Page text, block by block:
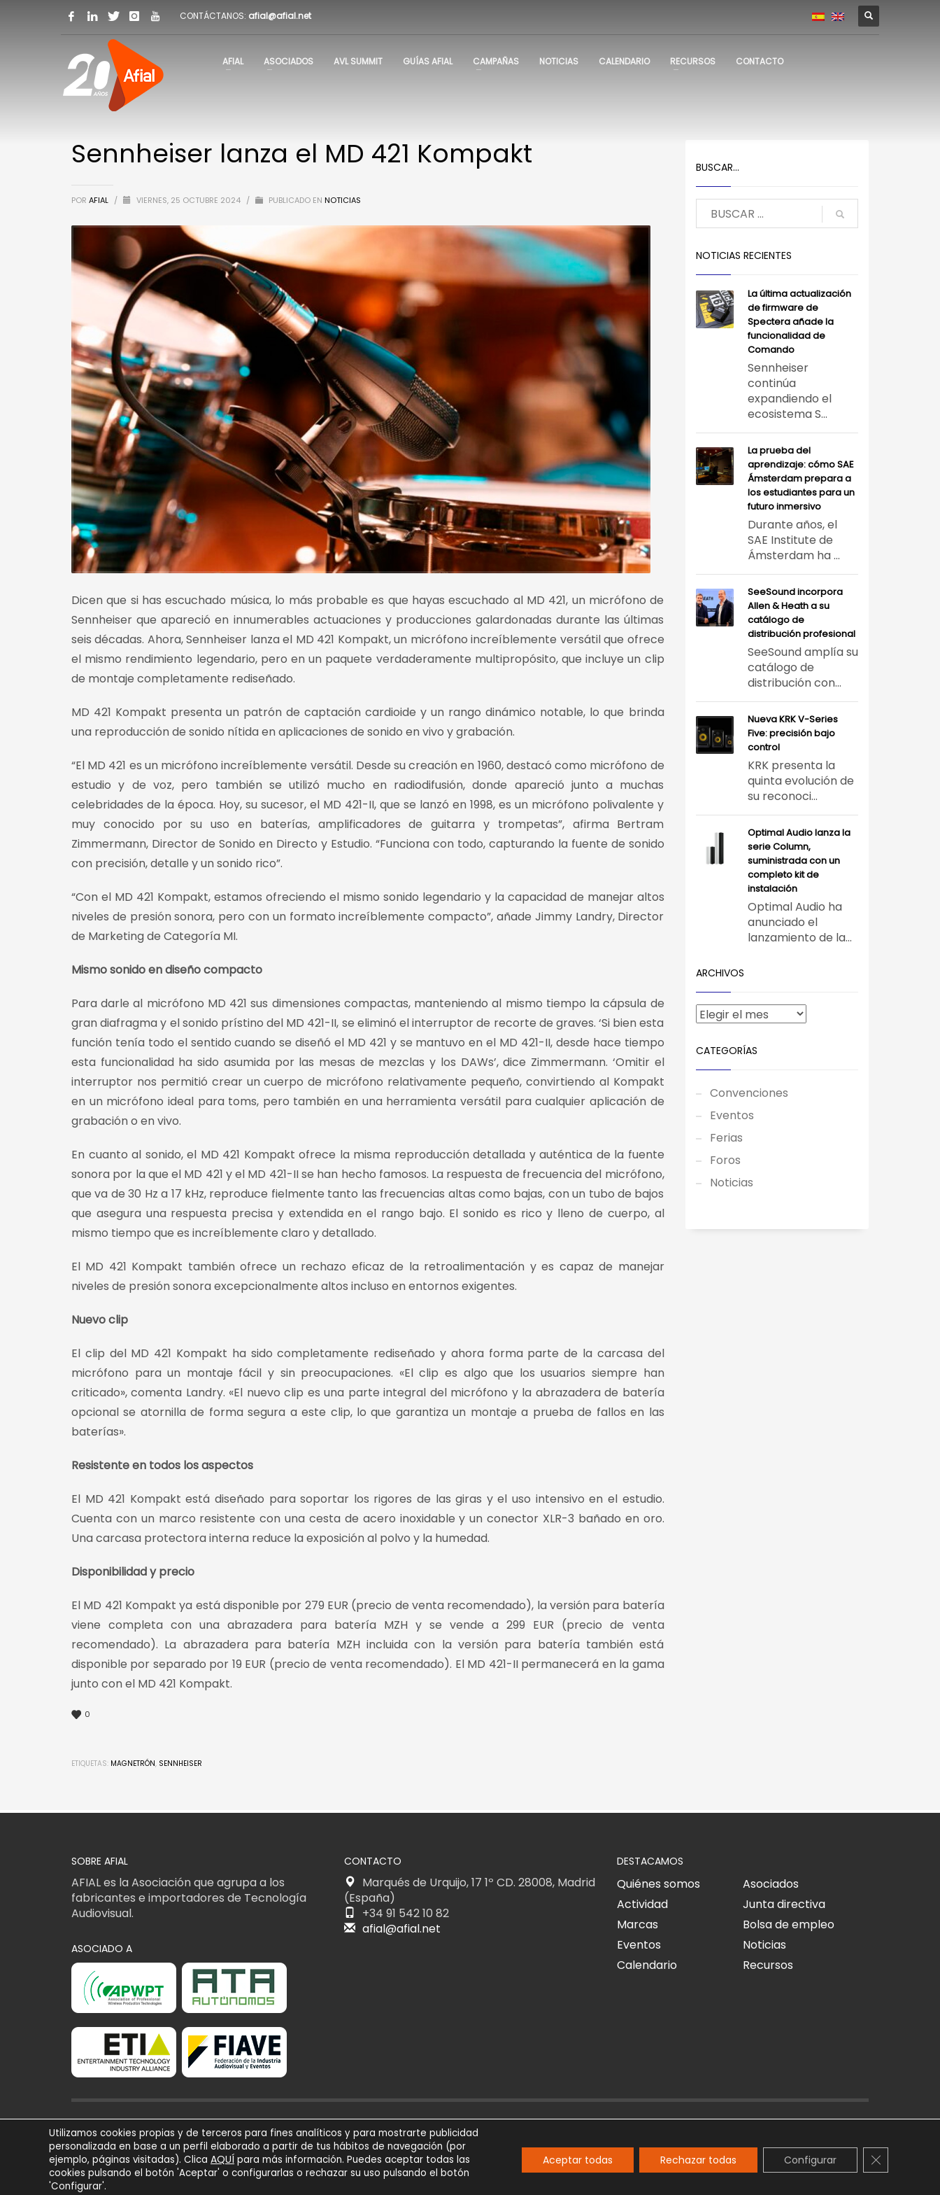
CONTÁCTANOS: afial@afial.net
AFIAL ASOCIADOS AVL SUMMIT GUÍAS AFIAL CAMPAÑAS NOTICIAS CALENDARIO RECURSOS CONTACTO
Sennheiser lanza el MD 421 Kompakt
POR AFIAL / VIERNES, 25 OCTUBRE 2024 / PUBLICADO EN NOTICIAS
Dicen que si has escuchado música, lo más probable es que hayas escuchado al MD 421, un micrófono de
Sennheiser que apareció en innumerables actuaciones y producciones galardonadas durante las últimas
seis décadas. Ahora, Sennheiser lanza el MD 421 Kompakt, un micrófono increíblemente versátil que ofrece
el mismo rendimiento legendario, pero en un paquete verdaderamente multipropósito, que incluye un clip
de montaje completamente rediseñado.
MD 421 Kompakt presenta un patrón de captación cardioide y un rango dinámico notable, lo que brinda
una reproducción de sonido nítida en aplicaciones de sonido en vivo y grabación.
“El MD 421 es un micrófono increíblemente versátil. Desde su creación en 1960, destacó como micrófono de
estudio y de voz, pero también se utilizó mucho en radiodifusión, donde apareció junto a muchas
celebridades de la época. Hoy, su sucesor, el MD 421-II, que se lanzó en 1998, es un micrófono polivalente y
muy conocido por su uso en baterías, amplificadores de guitarra y trompetas”, afirma Bertram
Zimmermann, Director de Sonido en Directo y Estudio. “Funciona con todo, capturando la fuente de sonido
con precisión, detalle y un sonido rico”.
“Con el MD 421 Kompakt, estamos ofreciendo el mismo sonido legendario y la capacidad de manejar altos
niveles de presión sonora, pero con un formato increíblemente compacto”, añade Jimmy Landry, Director
de Marketing de Categoría MI.
Mismo sonido en diseño compacto
Para darle al micrófono MD 421 sus dimensiones compactas, manteniendo al mismo tiempo la cápsula de
gran diafragma y el sonido prístino del MD 421-II, se eliminó el interruptor de recorte de graves. ‘Si bien esta
función tenía todo el sentido cuando se diseñó el MD 421 y se mantuvo en el MD 421-II, desde hace tiempo
esta funcionalidad ha sido asumida por las mesas de mezclas y los DAWs’, dice Zimmermann. ‘Omitir el
interruptor nos permitió crear un cuerpo de micrófono relativamente pequeño, convirtiendo al Kompakt
en un micrófono ideal para toms, pero también en una herramienta versátil para cualquier aplicación de
grabación o en vivo.
En cuanto al sonido, el MD 421 Kompakt ofrece la misma reproducción detallada y auténtica de la fuente
sonora por la que el MD 421 y el MD 421-II se han hecho famosos. La respuesta de frecuencia del micrófono,
que va de 30 Hz a 17 kHz, reproduce fielmente tanto las frecuencias altas como bajas, con un tubo de bajos
que asegura una respuesta precisa y extendida en el rango bajo. El sonido es rico y lleno de cuerpo, al
mismo tiempo que es increíblemente claro y detallado.
El MD 421 Kompakt también ofrece un rechazo eficaz de la retroalimentación y es capaz de manejar
niveles de presión sonora excepcionalmente altos incluso en entornos exigentes.
Nuevo clip
El clip del MD 421 Kompakt ha sido completamente rediseñado y ahora forma parte de la carcasa del
micrófono para un montaje fácil y sin preocupaciones. «El clip es algo que los usuarios siempre han
criticado», comenta Landry. «El nuevo clip es una parte integral del micrófono y la abrazadera de batería
opcional se atornilla de forma segura a este clip, lo que garantiza un montaje a prueba de fallos en las
baterías».
Resistente en todos los aspectos
El MD 421 Kompakt está diseñado para soportar los rigores de las giras y el uso intensivo en el estudio.
Cuenta con un marco resistente con una cesta de acero inoxidable y un conector XLR-3 bañado en oro.
Una carcasa protectora interna reduce la exposición al polvo y la humedad.
Disponibilidad y precio
El MD 421 Kompakt ya está disponible por 279 EUR (precio de venta recomendado), la versión para batería
viene completa con una abrazadera para batería MZH y se vende a 299 EUR (precio de venta
recomendado). La abrazadera para batería MZH incluida con la versión para batería también está
disponible por separado por 19 EUR (precio de venta recomendado). El MD 421-II permanecerá en la gama
junto con el MD 421 Kompakt.
0
ETIQUETAS: MAGNETRÓN, SENNHEISER
BUSCAR…
NOTICIAS RECIENTES
La última actualización
de firmware de
Spectera añade la
funcionalidad de
Comando
Sennheiser
continúa
expandiendo el
ecosistema S...
La prueba del
aprendizaje: cómo SAE
Ámsterdam prepara a
los estudiantes para un
futuro inmersivo
Durante años, el
SAE Institute de
Ámsterdam ha ...
SeeSound incorpora
Allen & Heath a su
catálogo de
distribución profesional
SeeSound amplía su
catálogo de
distribución con...
Nueva KRK V-Series
Five: precisión bajo
control
KRK presenta la
quinta evolución de
su reconoci...
Optimal Audio lanza la
serie Column,
suministrada con un
completo kit de
instalación
Optimal Audio ha
anunciado el
lanzamiento de la...
ARCHIVOS
CATEGORÍAS
Convenciones
Eventos
Ferias
Foros
Noticias
SOBRE AFIAL
AFIAL es la Asociación que agrupa a los
fabricantes e importadores de Tecnología
Audiovisual.
ASOCIADO A
CONTACTO
Marqués de Urquijo, 17 1º CD. 28008, Madrid
(España)
+34 91 542 10 82
afial@afial.net
DESTACAMOS
Quiénes somos
Asociados
Actividad
Junta directiva
Marcas
Bolsa de empleo
Eventos
Noticias
Calendario
Recursos
SÍGUENOS
AFIAL Asociación © 2026
Todos los derechos reservados
Powered by Trígono Comunicación
Utilizamos cookies propias y de terceros para fines analíticos y para mostrarte publicidad
personalizada en base a un perfil elaborado a partir de tus hábitos de navegación (por
ejemplo, páginas visitadas). Clica AQUÍ para más información. Puedes aceptar todas las
cookies pulsando el botón 'Aceptar' o configurarlas o rechazar su uso pulsando el botón
'Configurar'.
Aceptar todas Rechazar todas Configurar Cerrar el